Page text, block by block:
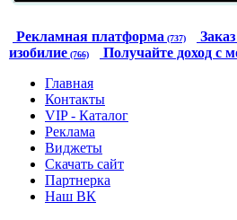
Рекламная платформа (737)
изобилие (766) Получайте доход с
Главная
Контакты
VIP - Каталог
Реклама
Виджеты
Скачать сайт
Партнерка
Наш ВК